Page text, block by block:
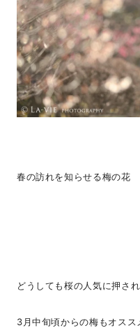
春の訪れを知らせる梅の花
どうしても桜の人気に押さ
3月中旬頃からの梅もオスス